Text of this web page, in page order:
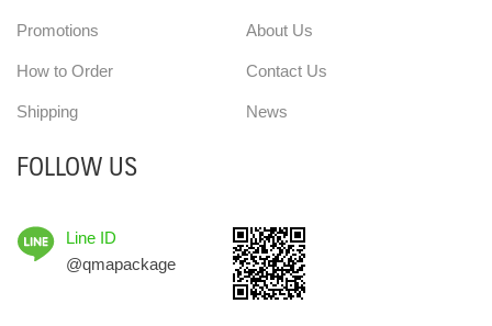
Promotions
How to Order
Shipping
About Us
Contact Us
News
FOLLOW US
Line ID
@qmapackage